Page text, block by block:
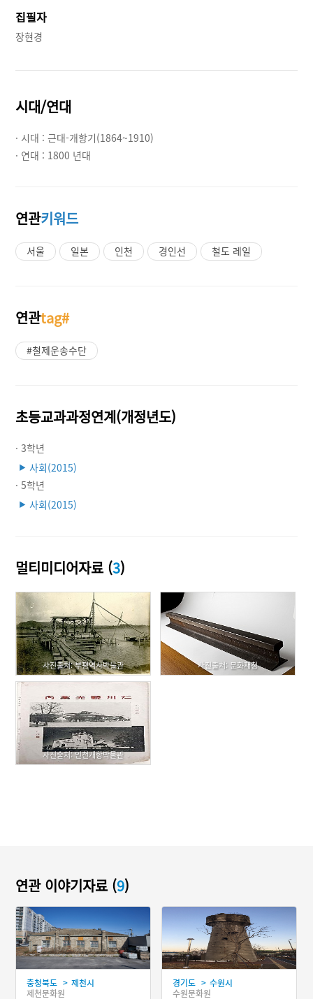
집필자
장현경
시대/연대
· 시대 :근대-개항기(1864~1910)
· 연대 : 1800 년대
연관키워드
서울 일본 인천 경인선 철도 레일
연관tag#
#철제운송수단
초등교과과정연계(개정년도)
· 3학년
▶ 사회(2015)
· 5학년
▶ 사회(2015)
멀티미디어자료 (3)
사진출처: 부평역사박물관 사진출처: 문화재청
사진출처: 인천개항박물관
연관 이야기자료 (9)
충청북도 > 제천시
제천문화원
경기도 > 수원시
수원문화원